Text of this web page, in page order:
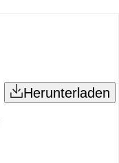
Herunterladen